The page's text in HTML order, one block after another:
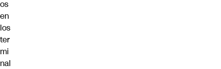
os
en
los
ter
mi
nal